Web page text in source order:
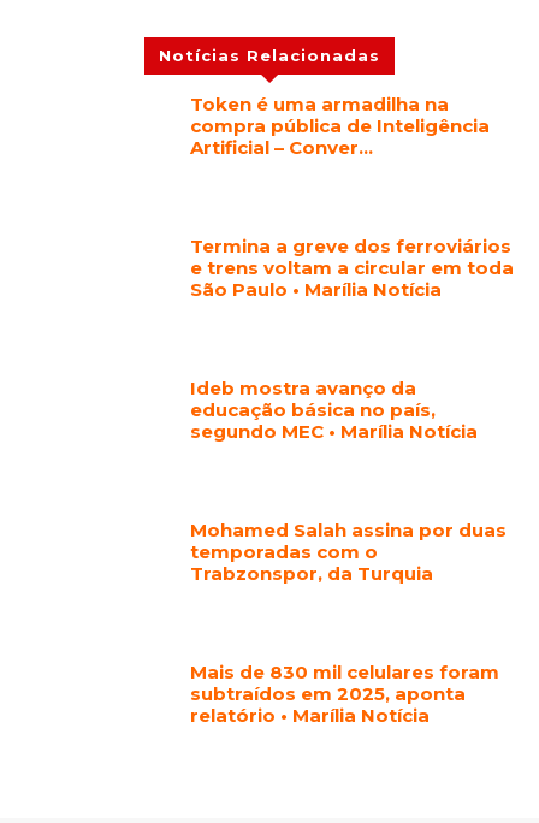
Notícias Relacionadas
Token é uma armadilha na
compra pública de Inteligência
Artificial – Conver…
Termina a greve dos ferroviários
e trens voltam a circular em toda
São Paulo • Marília Notícia
Ideb mostra avanço da
educação básica no país,
segundo MEC • Marília Notícia
Mohamed Salah assina por duas
temporadas com o
Trabzonspor, da Turquia
Mais de 830 mil celulares foram
subtraídos em 2025, aponta
relatório • Marília Notícia